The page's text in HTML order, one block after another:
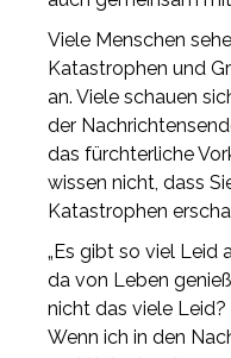
Viele Menschen
Katastrophen und
an. Viele schauen
der
das fürchterliche
wissen nicht, dass
Katastrophen
„Es gibt so viel Leid
da von Leben
nicht das viele
Wenn ich in den